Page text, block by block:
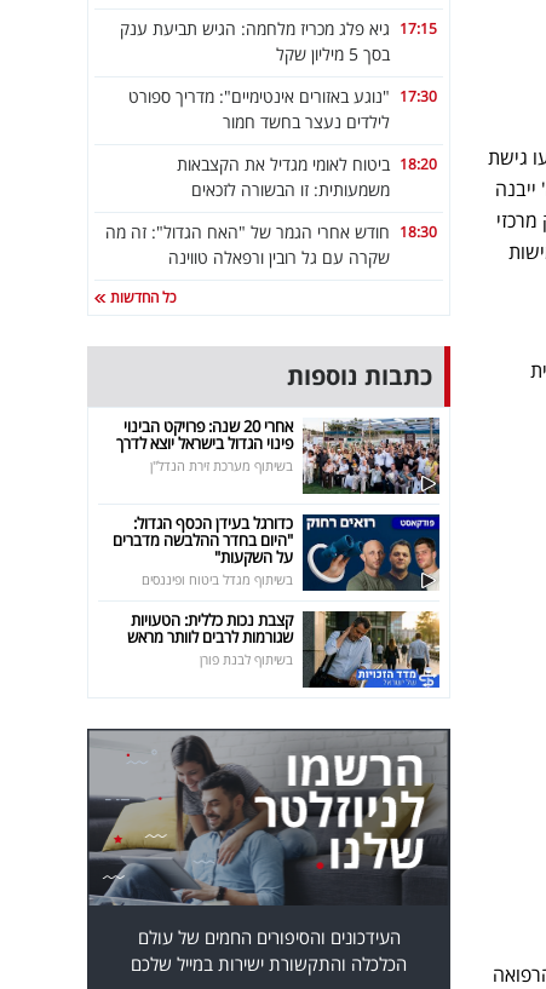
גישת
תספק את הרפואה
17:15 גיא פלג מכריז מלחמה: הגיש תביעת ענק
בסך 5 מיליון שקל
17:30 "נוגע באזורים אינטימיים": מדריך ספורט
לילדים נעצר בחשד חמור
18:20 ביטוח לאומי מגדיל את הקצבאות
משמעותית: זו הבשורה לזכאים
18:30 חודש אחרי הגמר של "האח הגדול": זה מה
שקרה עם גל רובין ורפאלה טווינה
כל החדשות
כתבות נוספות
אחרי 20 שנה: פרויקט הבינוי
פינוי הגדול בישראל יוצא לדרך
בשיתוף מערכת זירת הנדל"ן
כדורגל בעידן הכסף הגדול:
"היום בחדר ההלבשה מדברים
על השקעות"
בשיתוף מגדל ביטוח ופיננסים
קצבת נכות כללית: הטעויות
שגורמות לרבים לוותר מראש
בשיתוף לבנת פורן
העידכונים והסיפורים החמים של עולם
הכלכלה והתקשורת ישירות במייל שלכם